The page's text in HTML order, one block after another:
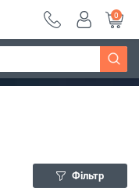
Дізнатись більше
0
Фільтр